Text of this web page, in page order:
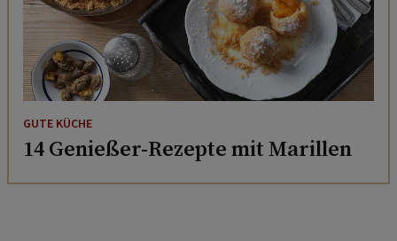
GUTE KÜCHE
14 Genießer-Rezepte mit Marillen